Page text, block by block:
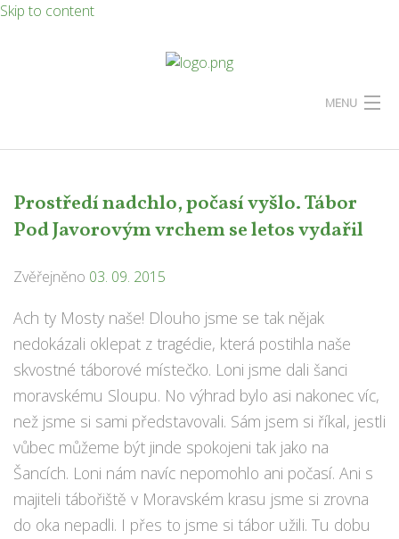
Skip to content
MENU
Úvod
O nás
Akce
Historie
Fotogalerie
Blog
Napsali o nás
Partneři
Podpořte nás
Prostředí nadchlo, počasí vyšlo. Tábor
Pod Javorovým vrchem se letos vydařil
Zvěřejněno 03. 09. 2015
Ach ty Mosty naše! Dlouho jsme se tak nějak
nedokázali oklepat z tragédie, která postihla naše
skvostné táborové místečko. Loni jsme dali šanci
moravskému Sloupu. No výhrad bylo asi nakonec víc,
než jsme si sami představovali. Sám jsem si říkal, jestli
vůbec můžeme být jinde spokojeni tak jako na
Šancích. Loni nám navíc nepomohlo ani počasí. Ani s
majiteli tábořiště v Moravském krasu jsme si zrovna
do oka nepadli. I přes to jsme si tábor užili. Tu dobu